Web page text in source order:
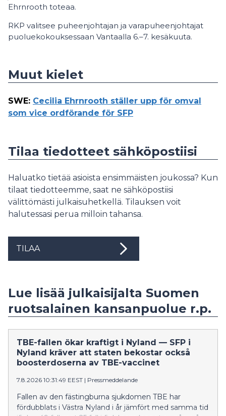
Ehrnrooth toteaa.
RKP valitsee puheenjohtajan ja varapuheenjohtajat
puoluekokouksessaan Vantaalla 6.–7. kesäkuuta.
Muut kielet
SWE: Cecilia Ehrnrooth ställer upp för omval
som vice ordförande för SFP
Tilaa tiedotteet sähköpostiisi
Haluatko tietää asioista ensimmäisten joukossa? Kun
tilaat tiedotteemme, saat ne sähköpostiisi
välittömästi julkaisuhetkellä. Tilauksen voit
halutessasi perua milloin tahansa.
TILAA
Lue lisää julkaisijalta Suomen
ruotsalainen kansanpuolue r.p.
TBE-fallen ökar kraftigt i Nyland — SFP i
Nyland kräver att staten bekostar också
boosterdoserna av TBE-vaccinet
7.8.2026 10:31:49 EEST | Pressmeddelande
Fallen av den fästingburna sjukdomen TBE har
fördubblats i Västra Nyland i år jämfört med samma tid